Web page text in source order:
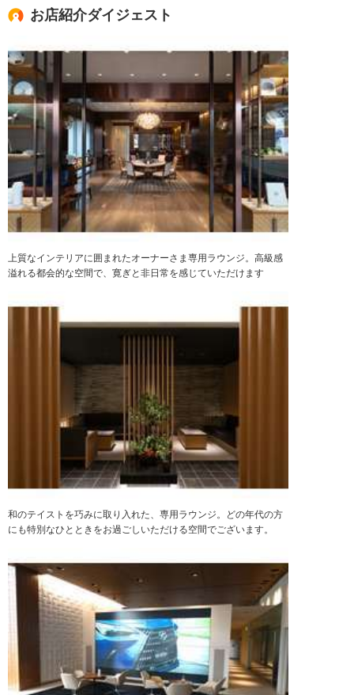
お店紹介ダイジェスト
上質なインテリアに囲まれたオーナーさま専用ラウンジ。高級感
溢れる都会的な空間で、寛ぎと非日常を感じていただけます
和のテイストを巧みに取り入れた、専用ラウンジ。どの年代の方
にも特別なひとときをお過ごしいただける空間でございます。